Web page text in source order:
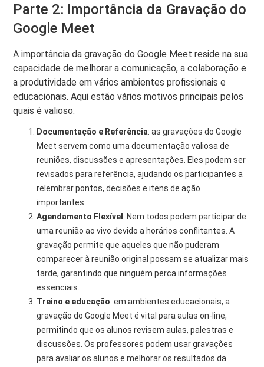
Parte 2: Importância da Gravação do
Google Meet
A importância da gravação do Google Meet reside na sua
capacidade de melhorar a comunicação, a colaboração e
a produtividade em vários ambientes profissionais e
educacionais. Aqui estão vários motivos principais pelos
quais é valioso:
Documentação e Referência: as gravações do Google
Meet servem como uma documentação valiosa de
reuniões, discussões e apresentações. Eles podem ser
revisados ​​para referência, ajudando os participantes a
relembrar pontos, decisões e itens de ação
importantes.
Agendamento Flexível : Nem todos podem participar de
uma reunião ao vivo devido a horários conflitantes. A
gravação permite que aqueles que não puderam
comparecer à reunião original possam se atualizar mais
tarde, garantindo que ninguém perca informações
essenciais.
Treino e educação: em ambientes educacionais, a
gravação do Google Meet é vital para aulas on-line,
permitindo que os alunos revisem aulas, palestras e
discussões. Os professores podem usar gravações
para avaliar os alunos e melhorar os resultados da